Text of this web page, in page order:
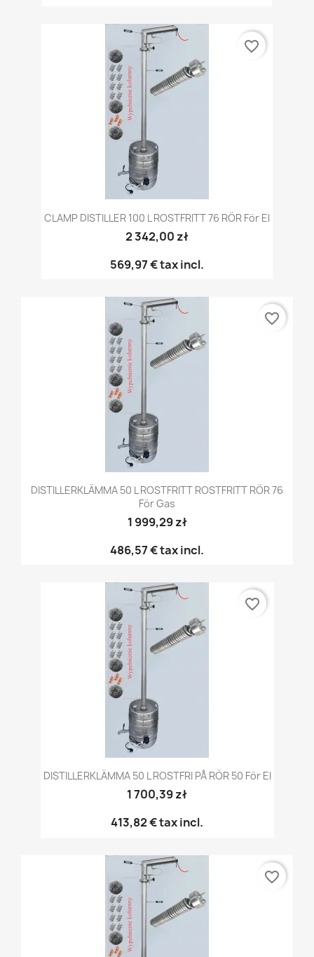
CLAMP DISTILLER 100 L ROSTFRITT 76 RÖR För El
2 342,00 zł
569,97 €tax incl.
favorite_border
DISTILLERKLÄMMA 50 L ROSTFRITT ROSTFRITT RÖR 76
För Gas
1 999,29 zł
486,57 €tax incl.
favorite_border
DISTILLERKLÄMMA 50 L ROSTFRI PÅ RÖR 50 För El
1 700,39 zł
413,82 €tax incl.
favorite_border
favorite_border